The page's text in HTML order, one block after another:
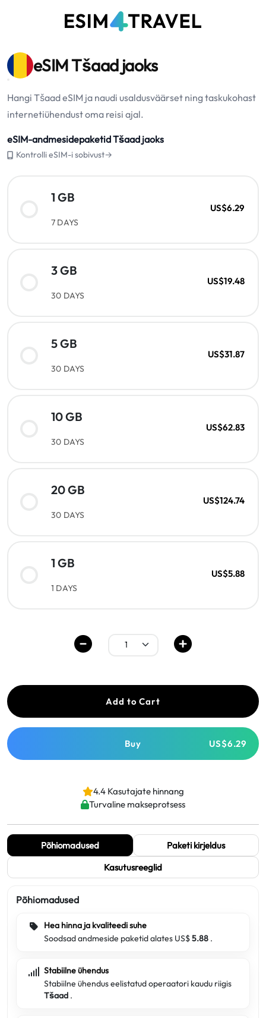
eSIM Tšaad jaoks
Hangi Tšaad eSIM ja naudi usaldusväärset ning taskukohast
internetiühendust oma reisi ajal.
eSIM-andmesidepaketid Tšaad jaoks
Kontrolli eSIM-i sobivust→
1 GB
7 DAYS
US$6.29
3 GB
30 DAYS
US$19.48
5 GB
30 DAYS
US$31.87
10 GB
30 DAYS
US$62.83
20 GB
30 DAYS
US$124.74
1 GB
1 DAYS
US$5.88
Add to Cart
Buy US$6.29
4.4 Kasutajate hinnang
Turvaline makseprotsess
Põhiomadused
Paketi kirjeldus
Kasutusreeglid
Põhiomadused
Hea hinna ja kvaliteedi suhe
Soodsad andmeside paketid alates US$5.88 .
Stabiilne ühendus
Stabiilne ühendus eelistatud operaatori kaudu riigis
Tšaad .